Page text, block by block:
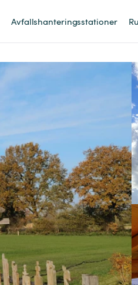
Avfallshanteringsstationer